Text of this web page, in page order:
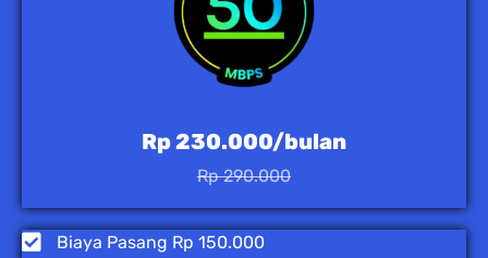
Rp 230.000/bulan
Rp 290.000
Biaya Pasang Rp 150.000